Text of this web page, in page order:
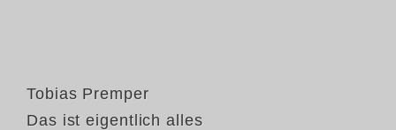
Tobias Premper
Das ist eigentlich alles